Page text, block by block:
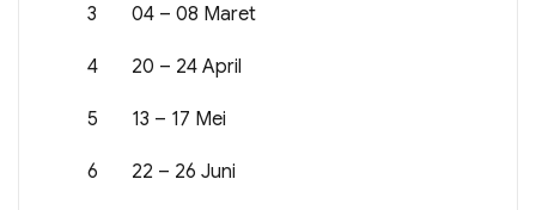
3 04 – 08 Maret
4 20 – 24 April
5 13 – 17 Mei
6 22 – 26 Juni